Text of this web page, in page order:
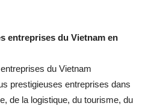
entreprises du Vietnam en
du Vietnam
prestigieuses entreprises dans
de la logistique, du tourisme, du